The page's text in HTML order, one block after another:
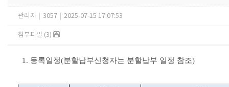
관리자 3057 2025-07-15 17:07:53
첨부파일 (3)
1. 등록일정(분할납부신청자는 분할납부 일정 참조)